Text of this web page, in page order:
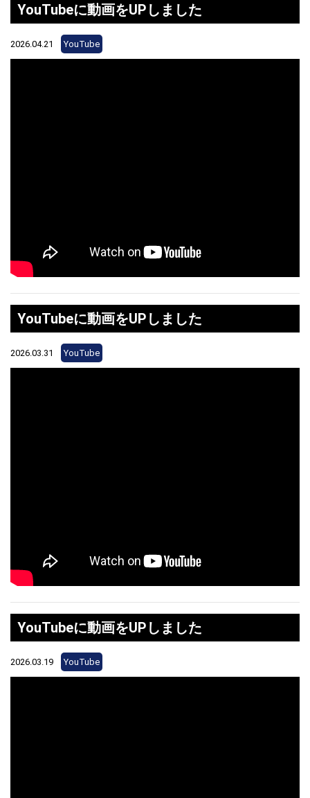
YouTubeに動画をUPしました
2026.04.21 YouTube
YouTubeに動画をUPしました
2026.03.31 YouTube
YouTubeに動画をUPしました
2026.03.19 YouTube